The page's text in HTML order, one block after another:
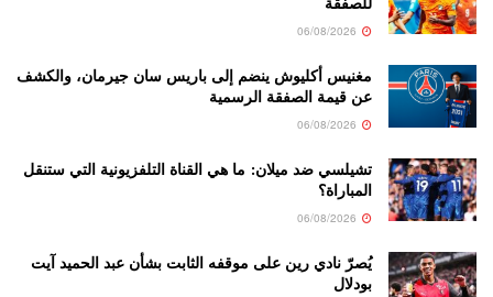
مغنيس أكليوش ينضم إلى باريس سان جيرمان، والكشف
عن قيمة الصفقة الرسمية
تشيلسي ضد ميلان: ما هي القناة التلفزيونية التي ستنقل
المباراة؟
يُصرّ نادي رين على موقفه الثابت بشأن عبد الحميد آيت
بودلال